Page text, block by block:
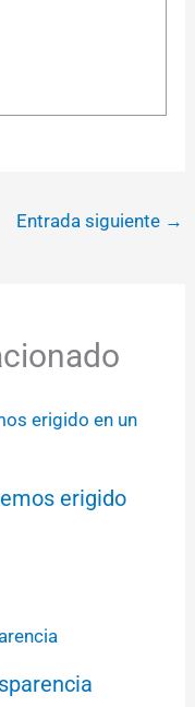
Entrada siguiente →
erigido